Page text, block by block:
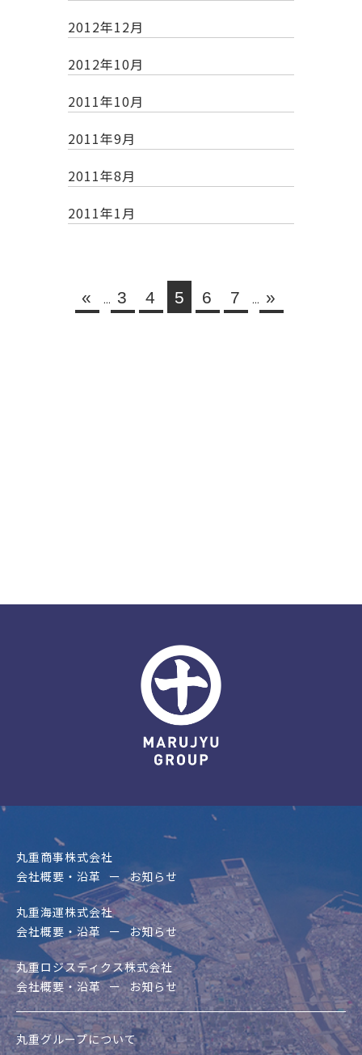
2012年12月
2012年10月
2011年10月
2011年9月
2011年8月
2011年1月
« ... 3 4 5 6 7 ... »
丸重商事株式会社
会社概要・沿革
お知らせ
丸重海運株式会社
会社概要・沿革
お知らせ
丸重ロジスティクス株式会社
会社概要・沿革
お知らせ
丸重グループについて